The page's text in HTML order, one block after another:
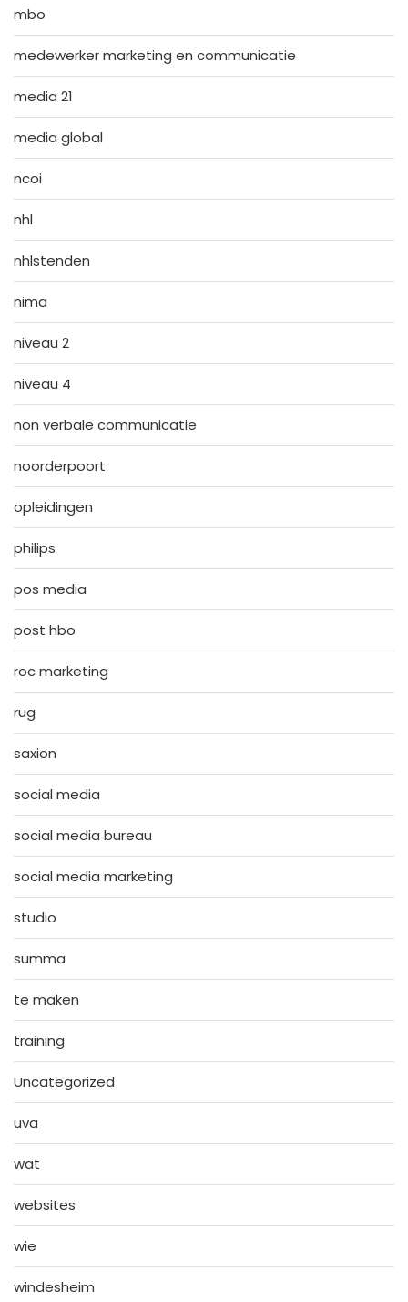
mbo
medewerker marketing en communicatie
media 21
media global
ncoi
nhl
nhlstenden
nima
niveau 2
niveau 4
non verbale communicatie
noorderpoort
opleidingen
philips
pos media
post hbo
roc marketing
rug
saxion
social media
social media bureau
social media marketing
studio
summa
te maken
training
Uncategorized
uva
wat
websites
wie
windesheim